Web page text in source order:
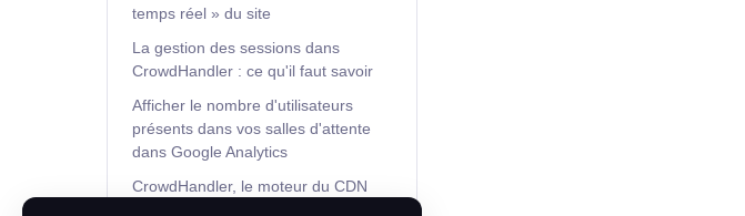
temps réel » du site
La gestion des sessions dans
CrowdHandler : ce qu'il faut savoir
Afficher le nombre d'utilisateurs
présents dans vos salles d'attente
dans Google Analytics
CrowdHandler, le moteur du CDN